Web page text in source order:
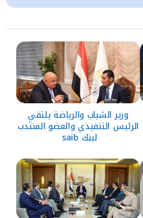
وزير الشباب والرياضة يلتقي
الرئيس التنفيذي والعضو المنتدب
لبنك saib